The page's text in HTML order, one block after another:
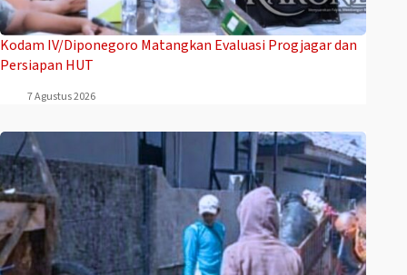
Kodam IV/Diponegoro Matangkan Evaluasi Progjagar dan
Persiapan HUT
7 Agustus 2026